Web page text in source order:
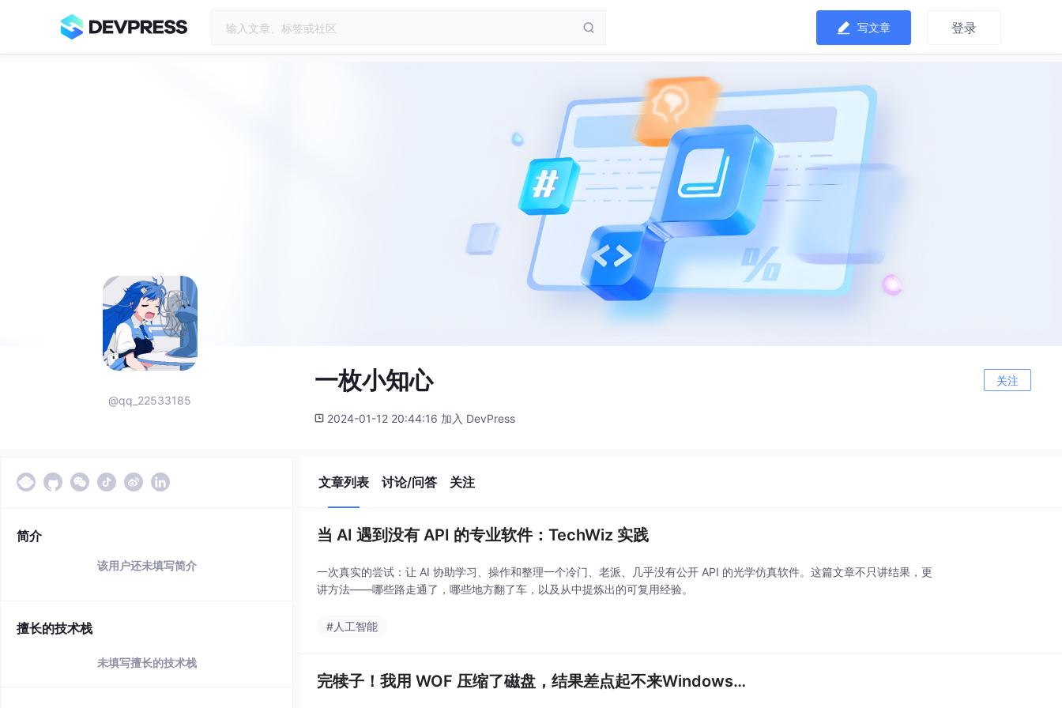
写文章 登录
@qq_22533185
一枚小知心 关注
2024-01-12 20:44:16 加入 DevPress
简介
该用户还未填写简介
擅长的技术栈
未填写擅长的技术栈
文章列表 讨论/问答 关注
当 AI 遇到没有 API 的专业软件：TechWiz 实践
一次真实的尝试：让 AI 协助学习、操作和整理一个冷门、老派、几乎没有公开 API 的光学仿真软件。这篇文章不只讲结果，更
讲方法——哪些路走通了，哪些地方翻了车，以及从中提炼出的可复用经验。
#人工智能
完犊子！我用 WOF 压缩了磁盘，结果差点起不来Windows…